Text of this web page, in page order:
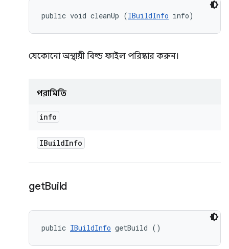
public void cleanUp (IBuildInfo info)
যেকোনো অস্থায়ী বিল্ড ফাইল পরিষ্কার করুন।
পরামিতি
info
IBuildInfo
getBuild
public IBuildInfo getBuild ()